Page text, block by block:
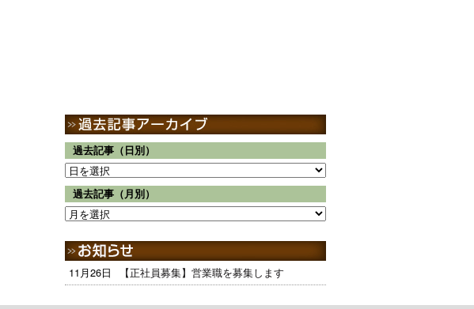
過去記事（日別）
過去記事（月別）
11月26日 【正社員募集】営業職を募集します